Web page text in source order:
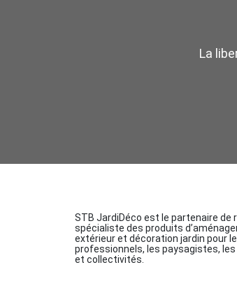
La
STB JardiDéco est le partenaire de
spécialiste des produits
extérieur et décoration jardin pour
professionnels, les paysagistes,
et collectivités.